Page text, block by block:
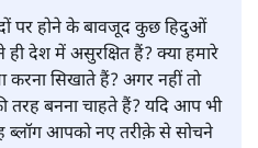
पर होने के बावजूद कुछ हिदुओं
देश में असुरक्षित हैं? क्या हमारे
करना सिखाते हैं? अगर नहीं तो
तरह बनना चाहते हैं? यदि आप भी
ब्लॉग आपको नए तरीक़े से सोचने